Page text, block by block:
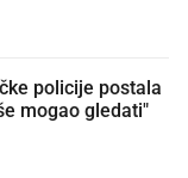
policije postala
mogao gledati"